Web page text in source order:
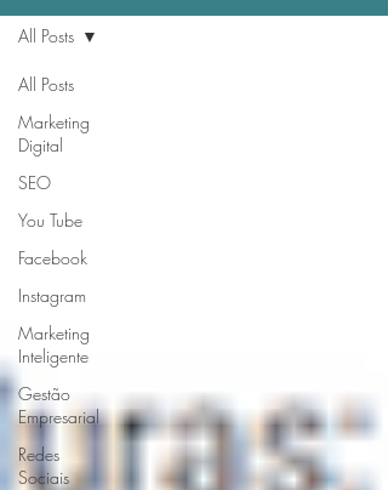
All Posts
Marketing
Digital
SEO
You Tube
Facebook
Instagram
Marketing
Inteligente
Gestão
Empresarial
Redes
Sociais
All Posts